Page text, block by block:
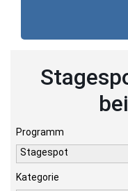
Programm
Stagespot
Kategorie